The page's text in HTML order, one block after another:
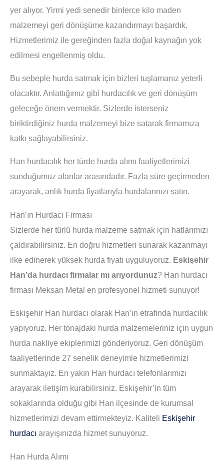
yer alıyor. Yirmi yedi senedir binlerce kilo maden
malzemeyi geri dönüşüme kazandırmayı başardık.
Hizmetlerimiz ile gereğinden fazla doğal kaynağın yok
edilmesi engellenmiş oldu.
Bu sebeple hurda satmak için bizleri tuşlamanız yeterli
olacaktır. Anlattığımız gibi hurdacılık ve geri dönüşüm
geleceğe önem vermektir. Sizlerde isterseniz
biriktirdiğiniz hurda malzemeyi bize satarak firmamıza
katkı sağlayabilirsiniz.
Han hurdacılık her türde hurda alımı faaliyetlerimizi
sunduğumuz alanlar arasındadır. Fazla süre geçirmeden
arayarak, anlık hurda fiyatlarıyla hurdalarınızı satın.
Han’ın Hurdacı Firması
Sizlerde her türlü hurda malzeme satmak için hatlarımızı
çaldırabilirsiniz. En doğru hizmetleri sunarak kazanmayı
ilke edinerek yüksek hurda fiyatı uyguluyoruz. Eskişehir
Han’da hurdacı firmalar mı arıyordunuz? Han hurdacı
firması Meksan Metal en profesyonel hizmeti sunuyor!
Eskişehir Han hurdacı olarak Han’ın etrafında hurdacılık
yapıyoruz. Her tonajdaki hurda malzemeleriniz için uygun
hurda nakliye ekiplerimizi gönderiyoruz. Geri dönüşüm
faaliyetlerinde 27 senelik deneyimle hizmetlerimizi
sunmaktayız. En yakın Han hurdacı telefonlarımızı
arayarak iletişim kurabilirsiniz. Eskişehir’in tüm
sokaklarında olduğu gibi Han ilçesinde de kurumsal
hizmetlerimizi devam ettirmekteyiz. Kaliteli Eskişehir
hurdacı arayışınızda hizmet sunuyoruz.
Han Hurda Alımı